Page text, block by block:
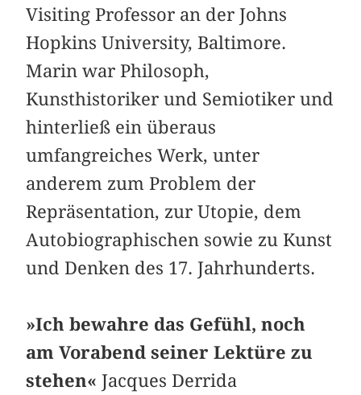
Visiting Professor an der Johns
Hopkins University, Baltimore.
Marin war Philosoph,
Kunsthistoriker und Semiotiker und
hinterließ ein überaus
umfangreiches Werk, unter
anderem zum Problem der
Repräsentation, zur Utopie, dem
Autobiographischen sowie zu Kunst
und Denken des 17. Jahrhunderts.
»Ich bewahre das Gefühl, noch
am Vorabend seiner Lektüre zu
stehen« Jacques Derrida